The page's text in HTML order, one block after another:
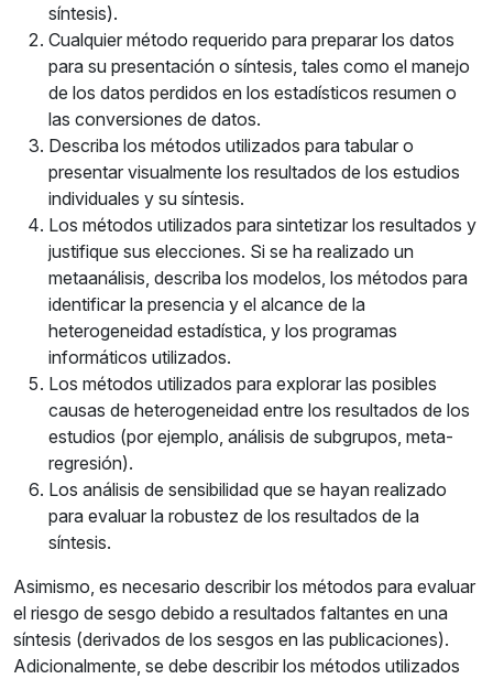
síntesis).
Cualquier método requerido para preparar los datos
para su presentación o síntesis, tales como el manejo
de los datos perdidos en los estadísticos resumen o
las conversiones de datos.
Describa los métodos utilizados para tabular o
presentar visualmente los resultados de los estudios
individuales y su síntesis.
Los métodos utilizados para sintetizar los resultados y
justifique sus elecciones. Si se ha realizado un
metaanálisis, describa los modelos, los métodos para
identificar la presencia y el alcance de la
heterogeneidad estadística, y los programas
informáticos utilizados.
Los métodos utilizados para explorar las posibles
causas de heterogeneidad entre los resultados de los
estudios (por ejemplo, análisis de subgrupos, meta-
regresión).
Los análisis de sensibilidad que se hayan realizado
para evaluar la robustez de los resultados de la
síntesis.
Asimismo, es necesario describir los métodos para evaluar
el riesgo de sesgo debido a resultados faltantes en una
síntesis (derivados de los sesgos en las publicaciones).
Adicionalmente, se debe describir los métodos utilizados